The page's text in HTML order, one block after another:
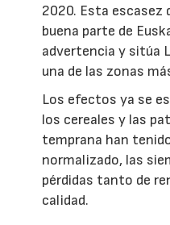
2020. Esta escasez
buena parte de
advertencia y sitúa
una de las zonas
Los efectos ya se
los cereales y las
temprana han
normalizado, las
pérdidas tanto de
calidad.